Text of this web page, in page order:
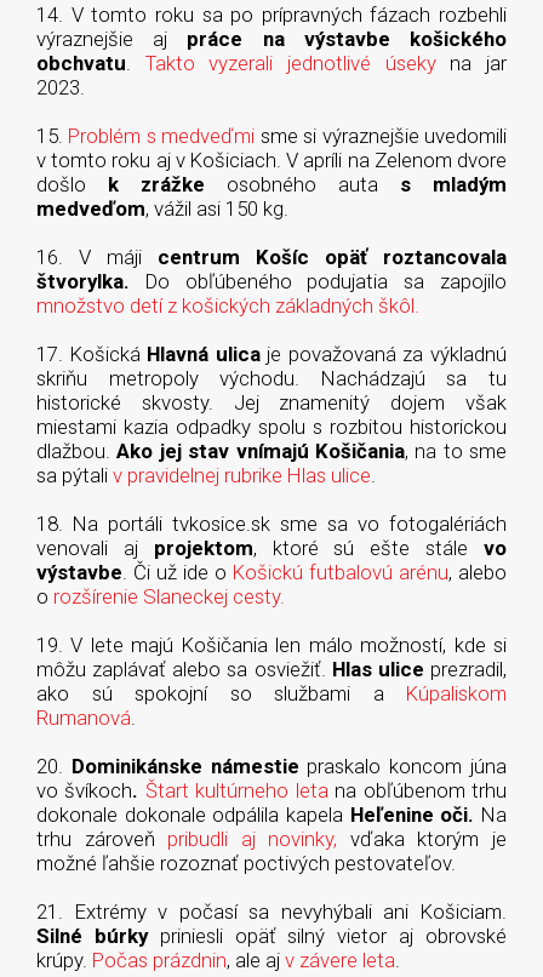
14. V tomto roku sa po prípravných fázach rozbehli
výraznejšie aj práce na výstavbe košického
obchvatu
Takto vyzerali jednotlivé úsekyna jar
2023.
15. Problém s medveďmi sme si výraznejšie uvedomili
v tomto roku aj v Košiciach. V apríli na Zelenom dvore
došlo k zrážke osobného auta s mladým
medveďom, vážil asi 150 kg.
16. V máji centrum Košíc opäť roztancovala
štvorylka. Do obľúbeného podujatia sa zapojilo
množstvo detí z košických základných škôl.
17. Košická Hlavná ulicaje považovaná za výkladnú
skriňu metropoly východu. Nachádzajú sa tu
historické skvosty. Jej znamenitý dojem však
miestami kazia odpadky spolu s rozbitou historickou
dlažbou. Ako jej stav vnímajú Košičania, na to sme
sa pýtali v pravidelnej rubrike Hlas ulice
18. Na portáli tvkosice.sk sme sa vo fotogalériách
venovali aj projektom, ktoré sú ešte stálevo
výstavbe . Či už ide o Košickú futbalovú arénu, alebo
o rozšírenie Slaneckej cesty.
19. V lete majú Košičania len málo možností, kde si
môžu zaplávať alebo sa osviežiť. Hlas ulice prezradil,
ako sú spokojní so službami a Kúpaliskom
Rumanová
20. Dominikánske námestie praskalo koncom júna
vo švíkoch. Štart kultúrneho leta na obľúbenom trhu
dokonale dokonale odpálila kapela Heľenine oči. Na
trhu zároveň pribudli aj novinky, vďaka ktorým je
možné ľahšie rozoznať poctivých pestovateľov.
21. Extrémy v počasí sa nevyhýbali ani Košiciam.
Silné búrky priniesli opäť silný vietor aj obrovské
krúpy. Počas prázdnin, ale aj v závere leta